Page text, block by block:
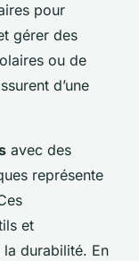
pour
gérer des
ou de
d’une
avec des
représente
et
durabilité. En